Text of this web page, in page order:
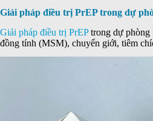
Giải pháp điều trị PrEP trong dự
Giải pháp điều trị PrEPtrong dự phòng
đồng tính (MSM), chuyển giới, tiêm